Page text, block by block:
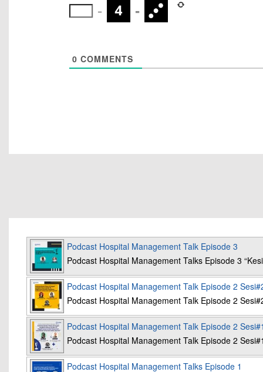
−
=
0 COMMENTS
Podcast Hospital Management Talk Episode 3
Podcast Hospital Management Talks Episode 3
Podcast Hospital Management Talk Episode 2
Podcast Hospital Management Talk Episode 2
Podcast Hospital Management Talk Episode 2 Sesi#1
Podcast Hospital Management Talk Episode 2
Podcast Hospital Management Talks Episode 1